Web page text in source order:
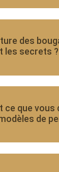
des
les secrets ?
ce que vous
de